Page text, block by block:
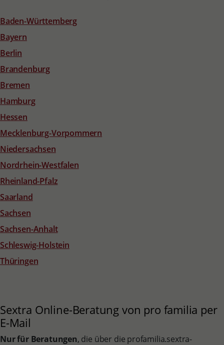
Baden-Württemberg
Bayern
Berlin
Brandenburg
Bremen
Hamburg
Hessen
Mecklenburg-Vorpommern
Niedersachsen
Nordrhein-Westfalen
Rheinland-Pfalz
Saarland
Sachsen
Sachsen-Anhalt
Schleswig-Holstein
Thüringen
Sextra Online-Beratung von pro familia per
E-Mail
Nur für Beratungen, die über die profamilia.sextra-